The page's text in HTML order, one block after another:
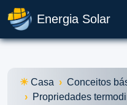
Energia Solar
Casa Conceitos
Propriedades